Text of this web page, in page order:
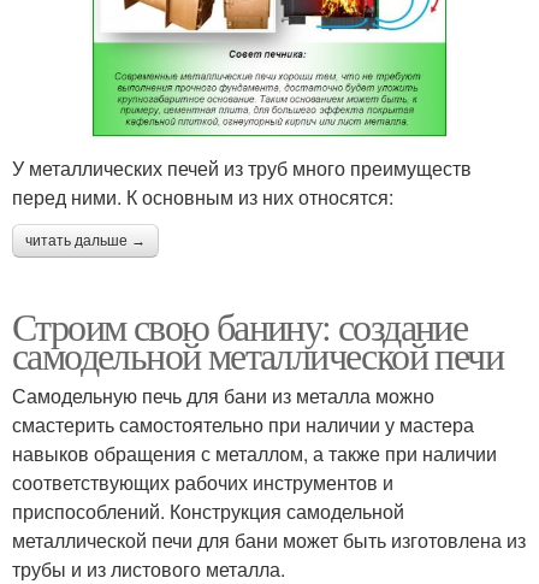
У металлических печей из труб много преимуществ
перед ними. К основным из них относятся:
читать дальше →
Строим свою банину: создание
самодельной металлической печи
Самодельную печь для бани из металла можно
смастерить самостоятельно при наличии у мастера
навыков обращения с металлом, а также при наличии
соответствующих рабочих инструментов и
приспособлений. Конструкция самодельной
металлической печи для бани может быть изготовлена из
трубы и из листового металла.